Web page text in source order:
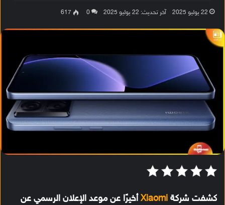
22 يوليو 2025 آخر تحديث: 22 يوليو 2025 0
617
كشفت شركة Xiaomi أخيرًا عن موعد الإعلان الرسمي عن